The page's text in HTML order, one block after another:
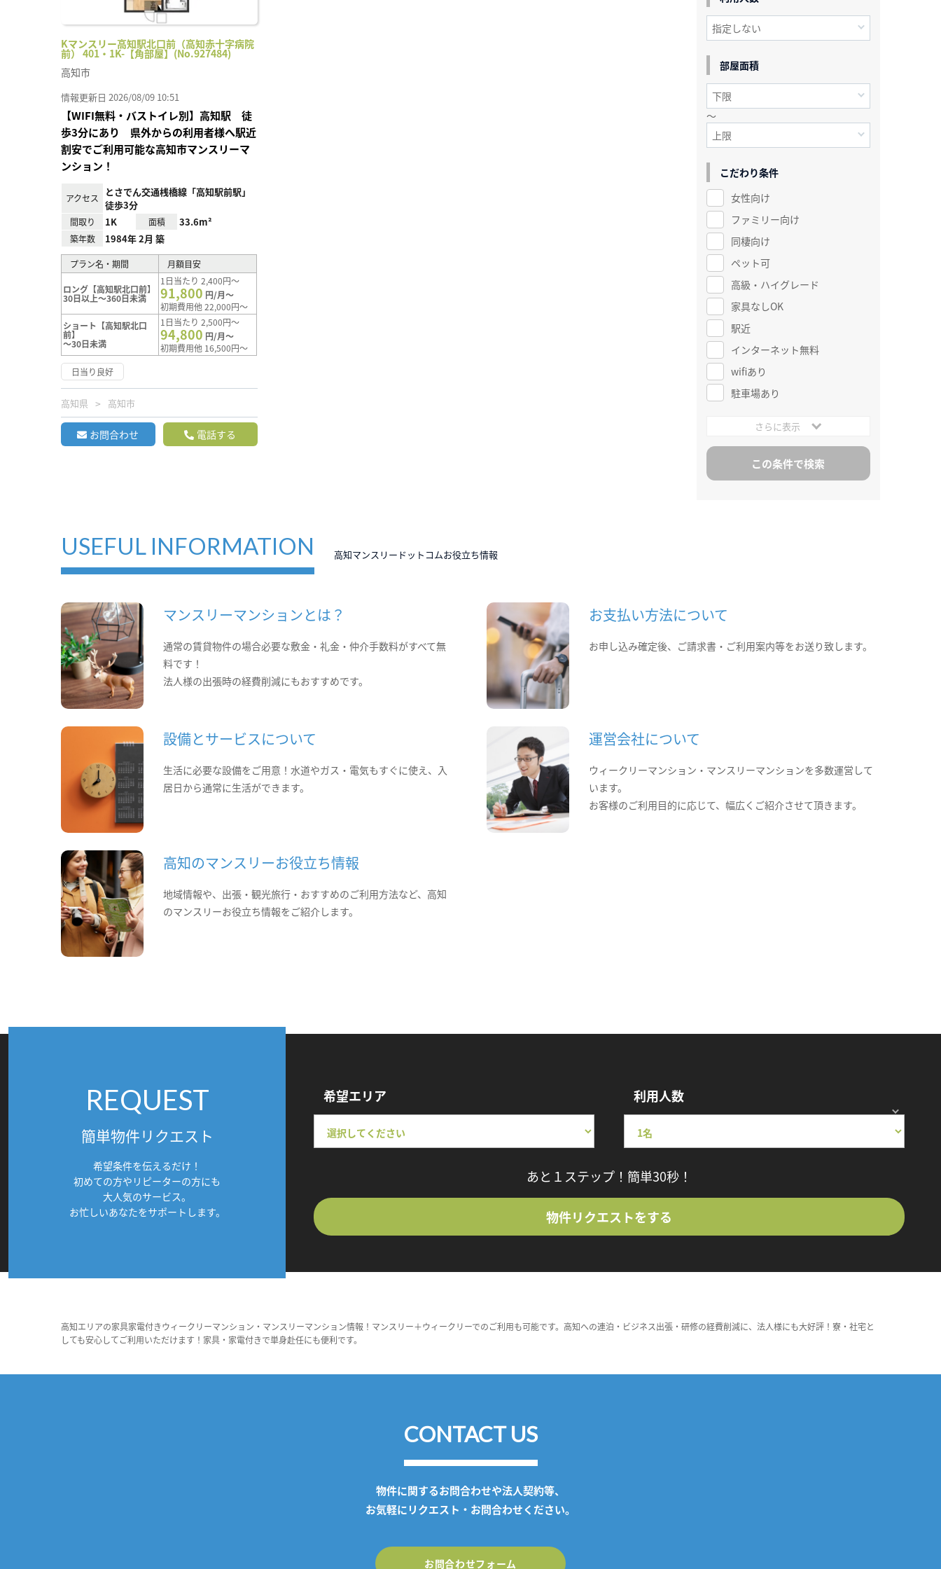
Kマンスリー高知駅北口前（高知赤十字病院
前） 401・1K-【角部屋】(No.927484)
高知市
情報更新日 2026/08/09 10:51
【WIFI無料・バストイレ別】高知駅 徒
歩3分にあり 県外からの利用者様へ駅近
割安でご利用可能な高知市マンスリーマ
ンション！
アクセス
とさでん交通桟橋線「高知駅前駅」
徒歩3分
間取り 1K 面積 33.6m²
築年数 1984年 2月 築
プラン名・期間 月額目安
ロング【高知駅北口前】
30日以上～360日未満
1日当たり 2,400円～
91,800 円/月～
初期費用他 22,000円～
ショート【高知駅北口
前】
～30日未満
1日当たり 2,500円～
94,800 円/月～
初期費用他 16,500円～
日当り良好
高知県 高知市
お問合わせ 電話する
部屋面積
～
こだわり条件
女性向け
ファミリー向け
同棲向け
ペット可
高級・ハイグレード
家具なしOK
駅近
インターネット無料
wifiあり
駐車場あり
さらに表示
USEFUL INFORMATION 高知マンスリードットコムお役立ち情報
マンスリーマンションとは？
通常の賃貸物件の場合必要な敷金・礼金・仲介手数料がすべて無
料です！
法人様の出張時の経費削減にもおすすめです。
お支払い方法について
お申し込み確定後、ご請求書・ご利用案内等をお送り致します。
設備とサービスについて
生活に必要な設備をご用意！水道やガス・電気もすぐに使え、入
居日から通常に生活ができます。
運営会社について
ウィークリーマンション・マンスリーマンションを多数運営して
います。
お客様のご利用目的に応じて、幅広くご紹介させて頂きます。
高知のマンスリーお役立ち情報
地域情報や、出張・観光旅行・おすすめのご利用方法など、高知
のマンスリーお役立ち情報をご紹介します。
REQUEST
簡単物件リクエスト
希望条件を伝えるだけ！
初めての方やリピーターの方にも
大人気のサービス。
お忙しいあなたをサポートします。
希望エリア 利用人数
あと１ステップ！簡単30秒！
物件リクエストをする
高知エリアの家具家電付きウィークリーマンション・マンスリーマンション情報！マンスリー＋ウィークリーでのご利用も可能です。高知への連泊・ビジネス出張・研修の経費削減に、法人様にも大好評！寮・社宅と
しても安心してご利用いただけます！家具・家電付きで単身赴任にも便利です。
CONTACT US
物件に関するお問合わせや法人契約等、
お気軽にリクエスト・お問合わせください。
お問合わせフォーム